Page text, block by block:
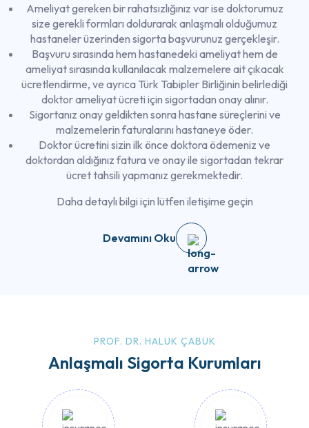
Ameliyat gereken bir rahatsızlığınız var ise doktorumuz
size gerekli formları doldurarak anlaşmalı olduğumuz
hastaneler üzerinden sigorta başvurunuz gerçekleşir.
Başvuru sırasında hem hastanedeki ameliyat hem de
ameliyat sırasında kullanılacak malzemelere ait çıkacak
ücretlendirme, ve ayrıca Türk Tabipler Birliğinin belirlediği
doktor ameliyat ücreti için sigortadan onay alınır.
Sigortanız onay geldikten sonra hastane süreçlerini ve
malzemelerin faturalarını hastaneye öder.
Doktor ücretini sizin ilk önce doktora ödemeniz ve
doktordan aldığınız fatura ve onay ile sigortadan tekrar
ücret tahsili yapmanız gerekmektedir.
Daha detaylı bilgi için lütfen iletişime geçin
Devamını Oku
PROF. DR. HALUK ÇABUK
Anlaşmalı Sigorta Kurumları